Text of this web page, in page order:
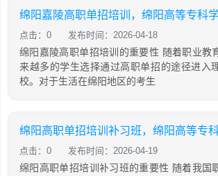
绵阳嘉陵高职单招培训，绵阳高等专科
点击：0 发布时间：2026-04-18
绵阳嘉陵高职单招培训的重要性 随着职业教
来越多的学生选择通过高职单招的途径进入
校。对于生活在绵阳地区的考生
绵阳高职单招培训补习班，绵阳高等专
点击：0 发布时间：2026-04-19
绵阳高职单招培训补习班的重要性 随着我国